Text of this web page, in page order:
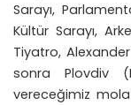
Sarayı,
Kültür Sarayı,
Tiyatro,
sonra Plovdiv
vereceğimiz mola